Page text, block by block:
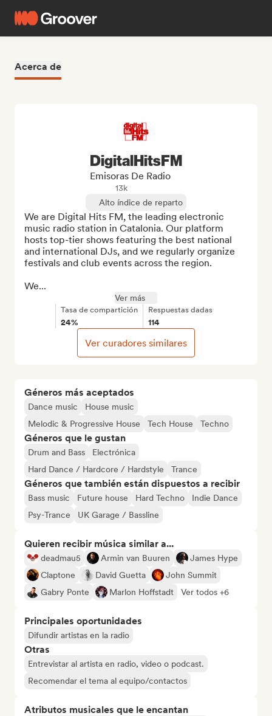
Acerca de
Géneros más aceptados
Dance music
House music
Melodic & Progressive House
Tech House Techno
Géneros que le gustan
Drum and Bass
Electrónica
Hard Dance / Hardcore / Hardstyle
Trance
Géneros que también están dispuestos a recibir
Bass music Future house Hard Techno
Indie Dance
Psy-Trance
UK Garage / Bassline
Quieren recibir música similar a...
deadmau5 Armin van Buuren
James Hype
Claptone
David Guetta
John Summit
Gabry Ponte
Marlon Hoffstadt Ver todos +6
Principales oportunidades
Difundir artistas en la radio
Otras
Entrevistar al artista en radio, video o podcast.
Recomendar el tema al equipo/contactos
Atributos musicales que le encantan
DigitalHitsFM
Emisoras De Radio
13k
Alto índice de reparto
We are Digital Hits FM, the leading electronic
music radio station in Catalonia. Our platform
hosts top-tier shows featuring the best national
and international DJs, and we regularly organize
festivals and club events across the region.
We...
Ver más
Tasa de compartición
24%
Respuestas dadas
114
Ver curadores similares